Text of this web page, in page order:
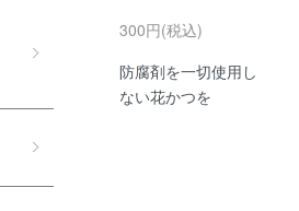
300円(税込)
防腐剤を一切使用し
ない花かつを